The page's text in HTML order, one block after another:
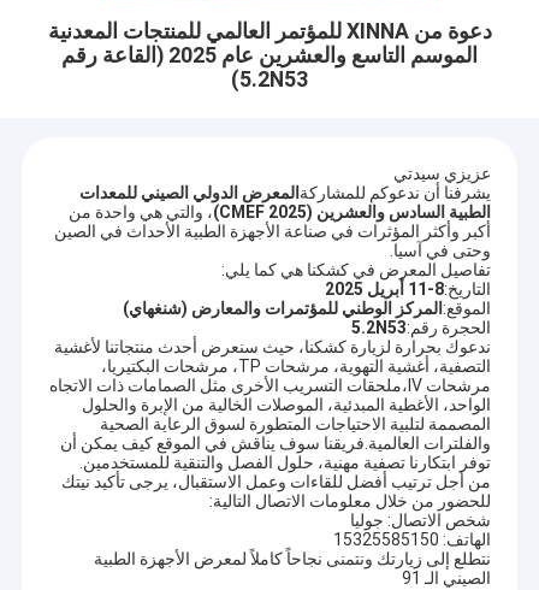
دعوة من XINNA للمؤتمر العالمي للمنتجات المعدنية
الموسم التاسع والعشرين عام 2025 (القاعة رقم
5.2N53)
عزيزي سيدتي
يشرفنا أن ندعوكم للمشاركة المعرض الدولي الصيني للمعدات
الطبية السادس والعشرين (2025 CMEF)
، والتي هي واحدة من
أكبر وأكثر المؤثرات في صناعة الأجهزة الطبية الأحداث في الصين
وحتى في آسيا.
تفاصيل المعرض في كشكنا هي كما يلي:
التاريخ:8-11 أبريل 2025
الموقع: المركز الوطني للمؤتمرات والمعارض (شنغهاي)
الحجرة رقم:5.2N53
ندعوك بحرارة لزيارة كشكنا، حيث سنعرض أحدث منتجاتنا لأغشية
التصفية، أغشية التهوية، مرشحات TP، مرشحات البكتيريا،
مرشحات IV،ملحقات التسريب الأخرى مثل الصمامات ذات الاتجاه
الواحد، الأغطية المبدئية، الموصلات الخالية من الإبرة والحلول
المصممة لتلبية الاحتياجات المتطورة لسوق الرعاية الصحية
والفلترات العالمية.فريقنا سوف يناقش في الموقع كيف يمكن أن
توفر ابتكارنا تصفية مهنية، حلول الفصل والتنقية للمستخدمين.
من أجل ترتيب أفضل للقاءات وعمل الاستقبال، يرجى تأكيد نيتك
للحضور من خلال معلومات الاتصال التالية:
شخص الاتصال: جوليا
الهاتف: 15325585150
نتطلع إلى زيارتك ونتمنى نجاحاً كاملاً لمعرض الأجهزة الطبية
الصيني الـ 91